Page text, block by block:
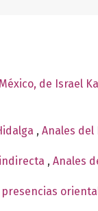
de Israel
, Anales del
, Anales